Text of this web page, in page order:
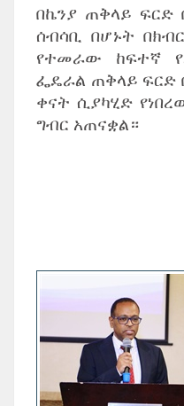
በኬንያ ጠቅላይ ፍርድ
ሰብሳቢ በሆኑት
የተመራው ከፍተኛ
ፌዴራል ጠቅላይ ፍርድ
ቀናት ሲያካሂድ
ግብር አጠናቋል።